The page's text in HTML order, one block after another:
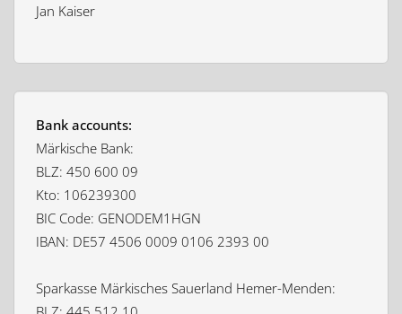
Jan Kaiser
Bank accounts:
Märkische Bank:
BLZ: 450 600 09
Kto: 106239300
BIC Code: GENODEM1HGN
IBAN: DE57 4506 0009 0106 2393 00
Sparkasse Märkisches Sauerland Hemer-Menden: